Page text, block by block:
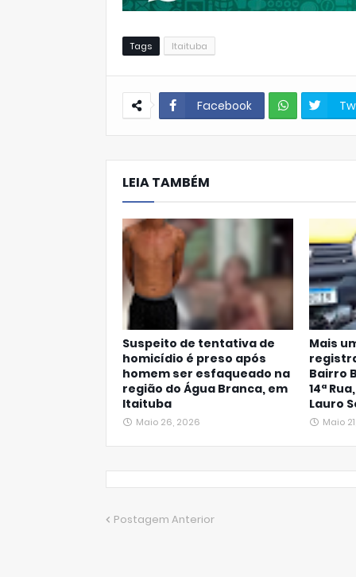
Tags Itaituba
Facebook
hats
LEIA TAMBÉM
Suspeito de tentativa de
homicídio é preso após
homem ser esfaqueado na
região do Água Branca, em
Itaituba
Maio 26, 2026
Mais
Bairro
14ª
Lauro
Maio
Postagem Anterior